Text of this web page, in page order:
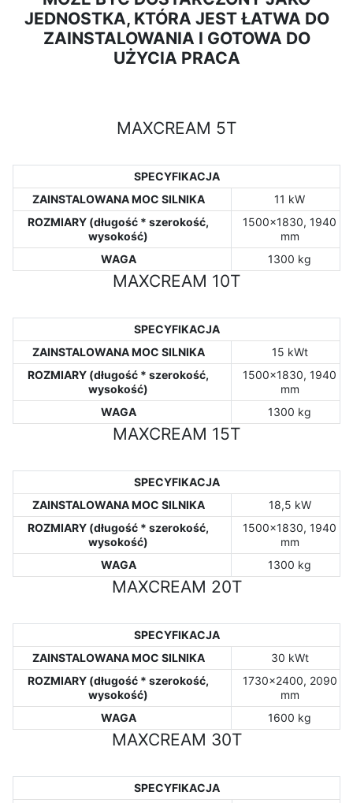
JEDNOSTKA, KTÓRA JEST ŁATWA DO
ZAINSTALOWANIA I GOTOWA DO
UŻYCIA PRACA
MAXCREAM 5T
SPECYFIKACJA
ZAINSTALOWANA MOC SILNIKA
11 kW
ROZMIARY (długość * szerokość,
wysokość)
1500x1830, 1940
mm
WAGA
1300 kg
MAXCREAM 10T
SPECYFIKACJA
ZAINSTALOWANA MOC SILNIKA
15 kWt
ROZMIARY (długość * szerokość,
wysokość)
1500x1830, 1940
mm
WAGA
1300 kg
MAXCREAM 15T
SPECYFIKACJA
ZAINSTALOWANA MOC SILNIKA
18,5 kW
ROZMIARY (długość * szerokość,
wysokość)
1500x1830, 1940
mm
WAGA
1300 kg
MAXCREAM 20T
SPECYFIKACJA
ZAINSTALOWANA MOC SILNIKA
30 kWt
ROZMIARY (długość * szerokość,
wysokość)
1730x2400, 2090
mm
WAGA
1600 kg
MAXCREAM 30T
SPECYFIKACJA